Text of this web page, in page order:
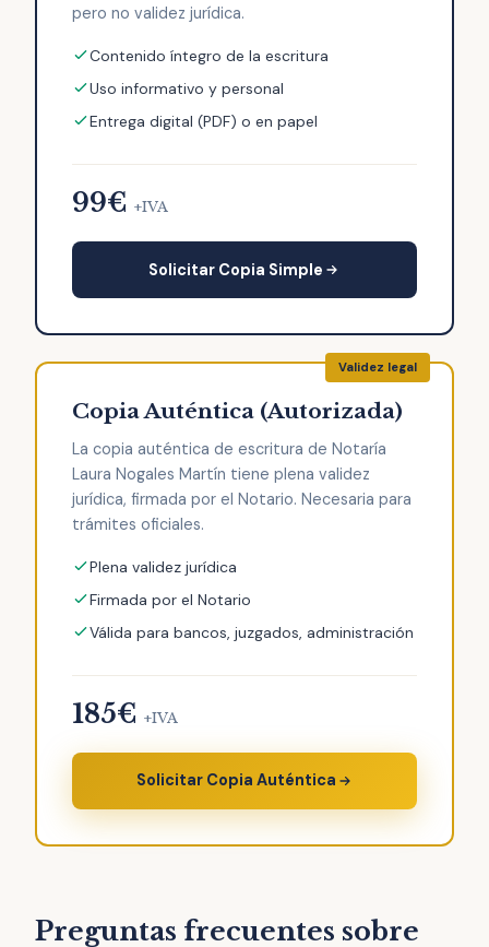
pero no validez jurídica.
Contenido íntegro de la escritura
Uso informativo y personal
Entrega digital (PDF) o en papel
99€ +IVA
Solicitar Copia Simple
Copia Auténtica (Autorizada)
La copia auténtica de escritura de Notaría
Laura Nogales Martín tiene plena validez
jurídica, firmada por el Notario. Necesaria para
trámites oficiales.
Plena validez jurídica
Firmada por el Notario
Válida para bancos, juzgados, administración
185€ +IVA
Solicitar Copia Auténtica
Preguntas frecuentes sobre